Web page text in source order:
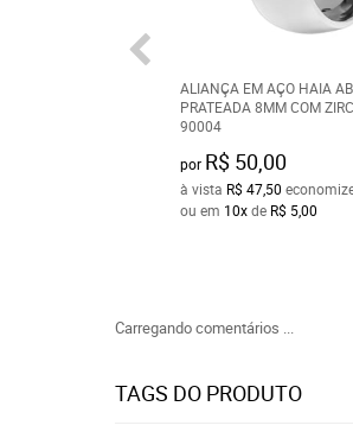
ALIANÇA EM AÇO HAIA
PRATEADA 8MM COM
90004
por R$ 50,00
à vista R$ 47,50
ou em 10xde R$ 5,00
Carregando comentários ...
TAGS DO PRODUTO